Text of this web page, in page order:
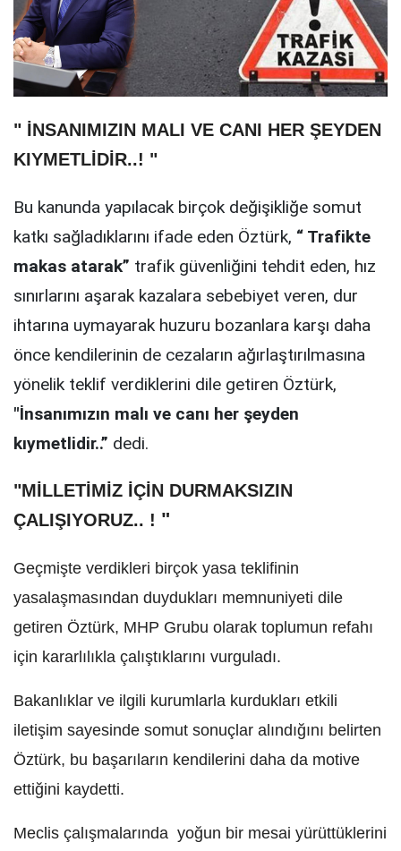
" İNSANIMIZIN MALI VE CANI HER ŞEYDEN
KIYMETLİDİR..! "
Bu kanunda yapılacak birçok değişikliğe somut
katkı sağladıklarını ifade eden Öztürk, “ Trafikte
makas atarak” trafik güvenliğini tehdit eden, hız
sınırlarını aşarak kazalara sebebiyet veren, dur
ihtarına uymayarak huzuru bozanlara karşı daha
önce kendilerinin de cezaların ağırlaştırılmasına
yönelik teklif verdiklerini dile getiren Öztürk,
"İnsanımızın malı ve canı her şeyden
kıymetlidir..” dedi.
"MİLLETİMİZ İÇİN DURMAKSIZIN
ÇALIŞIYORUZ.. ! "
Geçmişte verdikleri birçok yasa teklifinin
yasalaşmasından duydukları memnuniyeti dile
getiren Öztürk, MHP Grubu olarak toplumun refahı
için kararlılıkla çalıştıklarını vurguladı.
Bakanlıklar ve ilgili kurumlarla kurdukları etkili
iletişim sayesinde somut sonuçlar alındığını belirten
Öztürk, bu başarıların kendilerini daha da motive
ettiğini kaydetti.
Meclis çalışmalarında yoğun bir mesai yürüttüklerini